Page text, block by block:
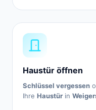
Haustür öffnen
Schlüssel vergessen
Ihre Haustür in